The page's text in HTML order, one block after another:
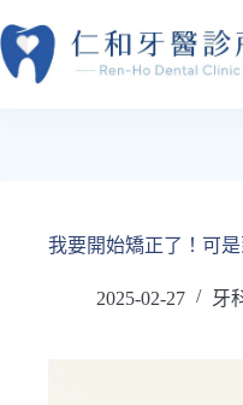
至
主
我要開始矯正了！可
2025-02-27 牙